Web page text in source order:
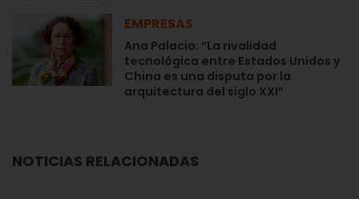
EMPRESAS
Ana Palacio: “La rivalidad
tecnológica entre Estados Unidos y
China es una disputa por la
arquitectura del siglo XXI”
NOTICIAS RELACIONADAS